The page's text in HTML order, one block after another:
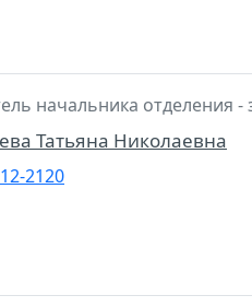
начальника отделения
Татьяна Николаевна
2120